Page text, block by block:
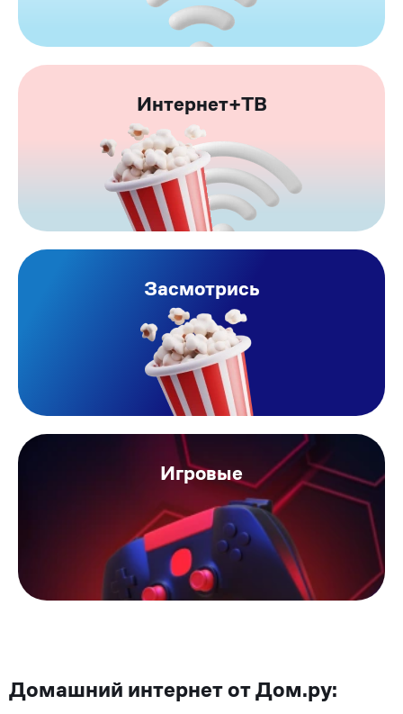
Интернет+ТВ
Засмотрись
Игровые
Домашний интернет от Дом.ру: